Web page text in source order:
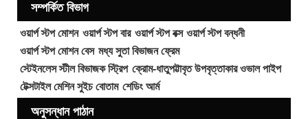
সম্পর্কিত বিভাগ
ওয়ার্প স্টপ মোশন ওয়ার্প স্টপ বার ওয়ার্প স্টপ বক্স ওয়ার্প স্টপ বন্ধনী
ওয়ার্প স্টপ মোশন বেস মধ্য সুতা বিভাজন ফ্রেম
স্টেইনলেস স্টীল বিভাজক স্ট্রিপ ক্রোম-ধাতুপট্টাবৃত উপবৃত্তাকার ওভাল পাইপ
টেক্সটাইল মেশিন সুইচ বোতাম শেডিং আর্ম
অনুসন্ধান পাঠান